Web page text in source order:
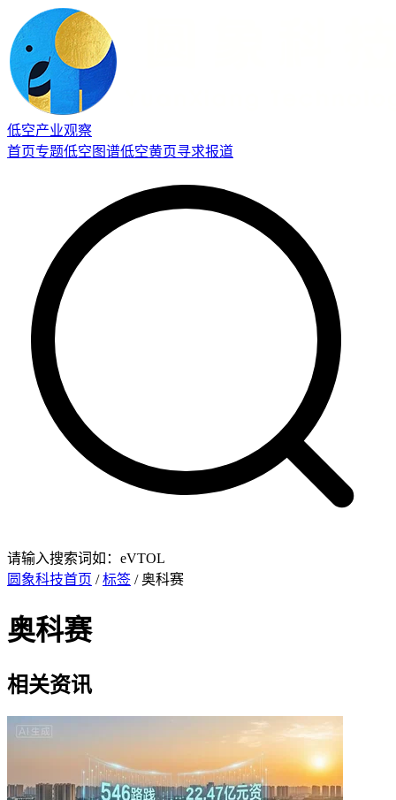
低空产业观察
首页专题低空图谱低空黄页寻求报道
请输入搜索词如：eVTOL
圆象科技首页 /标签 / 奥科赛
奥科赛
相关资讯